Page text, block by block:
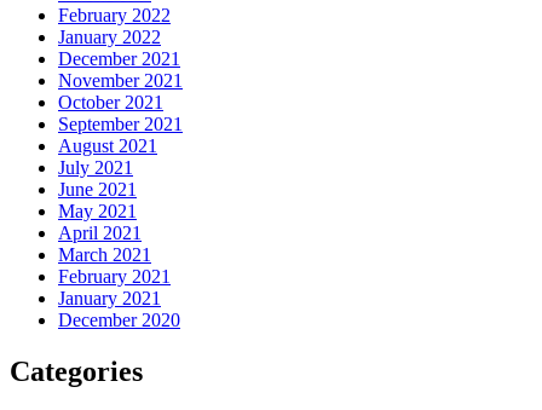
February 2022
January 2022
December 2021
November 2021
October 2021
September 2021
August 2021
July 2021
June 2021
May 2021
April 2021
March 2021
February 2021
January 2021
December 2020
Categories